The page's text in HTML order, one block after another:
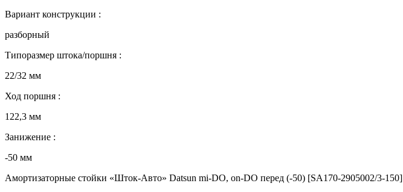
Вариант конструкции :
разборный
Типоразмер штока/поршня :
22/32 мм
Ход поршня :
122,3 мм
Занижение :
-50 мм
Амортизаторные стойки «Шток-Авто» Datsun mi-DO, on-DO перед (-50) [SA170-2905002/3-150]